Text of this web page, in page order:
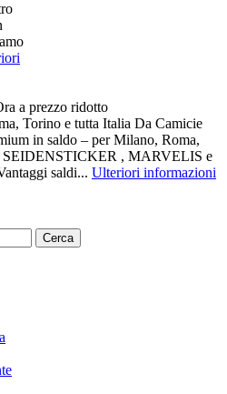
a prezzo ridotto
Torino e tutta Italia Da Camicie
in saldo – per Milano, Roma,
SEIDENSTICKER , MARVELIS e
saldi... Ulteriori informazioni
Cerca